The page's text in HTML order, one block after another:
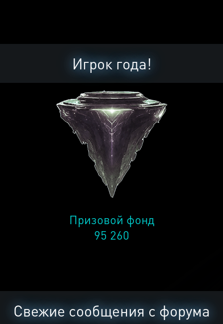
Игрок года!
Призовой фонд
95 260
Свежие сообщения с форума